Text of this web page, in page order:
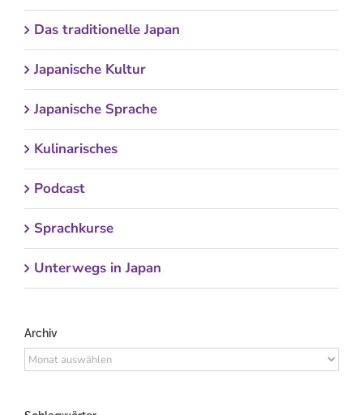
Das traditionelle Japan
Japanische Kultur
Japanische Sprache
Kulinarisches
Podcast
Sprachkurse
Unterwegs in Japan
Archiv
Archiv